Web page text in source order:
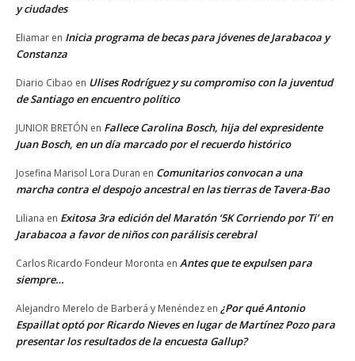
y ciudades
Eliamar en Inicia programa de becas para jóvenes de Jarabacoa y
Constanza
Diario Cibao en Ulises Rodríguez y su compromiso con la juventud
de Santiago en encuentro político
JUNIOR BRETÓN en Fallece Carolina Bosch, hija del expresidente
Juan Bosch, en un día marcado por el recuerdo histórico
Josefina Marisol Lora Duran en Comunitarios convocan a una
marcha contra el despojo ancestral en las tierras de Tavera-Bao
Liliana en Exitosa 3ra edición del Maratón ‘5K Corriendo por Ti’ en
Jarabacoa a favor de niños con parálisis cerebral
Carlos Ricardo Fondeur Moronta en Antes que te expulsen para
siempre…
Alejandro Merelo de Barberá y Menéndez en ¿Por qué Antonio
Espaillat optó por Ricardo Nieves en lugar de Martínez Pozo para
presentar los resultados de la encuesta Gallup?